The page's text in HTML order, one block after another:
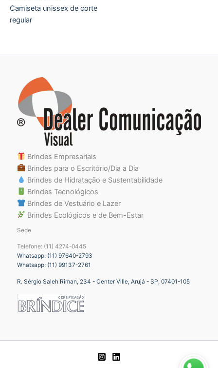
Camiseta unissex de corte
regular
Brindes Empresariais
Brindes para o Escritório/Dia a Dia
Brindes de Hidratação e Sustentabilidade
Brindes Tecnológicos
Brindes de Vestuário e Lazer
Brindes Ecológicos e de Bem-Estar
Sede
Telefone: (11) 4274-0445
Whatsapp: (11) 97640-2793
Whatsapp: (11) 99137-2761
R. Sérgio Saleh Riman, 234 - Center Ville, Arujá - SP, 07401-105